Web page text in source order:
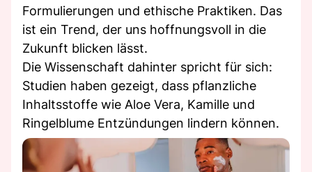
Formulierungen und ethische Praktiken. Das
ist ein Trend, der uns hoffnungsvoll in die
Zukunft blicken lässt.
Die Wissenschaft dahinter spricht für sich:
Studien haben gezeigt, dass pflanzliche
Inhaltsstoffe wie Aloe Vera, Kamille und
Ringelblume Entzündungen lindern können.